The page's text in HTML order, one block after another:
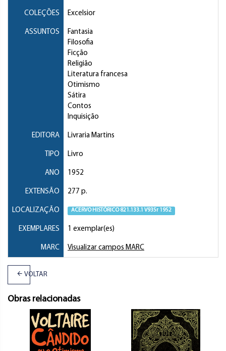
COLEÇÕES Excelsior
ASSUNTOS
Fantasia
Filosofia
Ficção
Religião
Literatura francesa
Otimismo
Sátira
Contos
Inquisição
EDITORA Livraria Martins
TIPO Livro
ANO 1952
EXTENSÃO 277 p.
LOCALIZAÇÃO ACERVO HISTÓRICO 821.133.1 V935r 1952
EXEMPLARES 1 exemplar(es)
MARC Visualizar campos MARC
VOLTAR
Obras relacionadas